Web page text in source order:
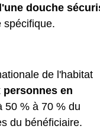
douche
spécifique.
de l'habitat
en
50 % à 70 % du
du bénéficiaire.